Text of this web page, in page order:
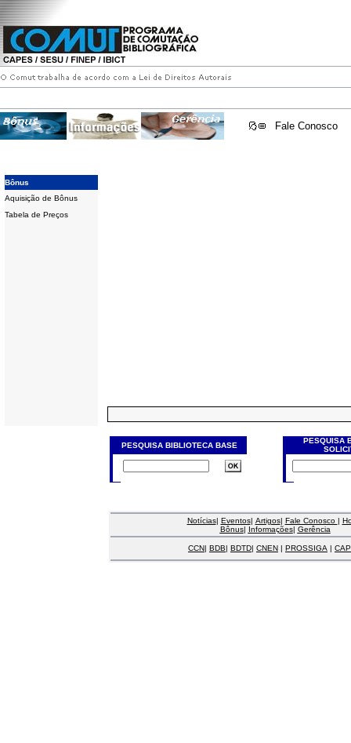
Fale Conosco
Bônus
Aquisição de Bônus
Tabela de Preços
PESQUISA BIBLIOTECA BASE
PESQUISA
Notícias| Eventos| Artigos| Fale Conosco |
Bônus| Informações| Gerência
CCN| BDB| BDTD| CNEN | PROSSIGA |